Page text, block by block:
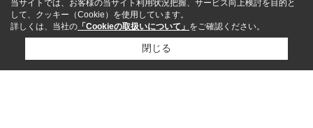
当サイトでは、お客様の当サイト利用状況把握、サービス向上検討を目的と
して、クッキー（Cookie）を使用しています。
詳しくは、当社の 「Cookieの取扱いについて」 をご確認ください。
閉じる